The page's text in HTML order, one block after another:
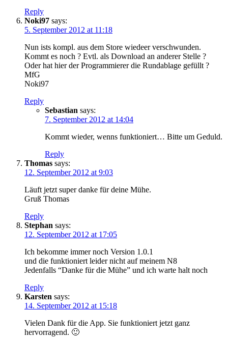
Reply
Noki97 says:
5. September 2012 at 11:18
Nun ists kompl. aus dem Store wiedeer verschwunden.
Kommt es noch ? Evtl. als Download an anderer Stelle ?
Oder hat hier der Programmierer die Rundablage gefüllt ?
MfG
Noki97
Reply
Sebastian says:
7. September 2012 at 14:04
Kommt wieder, wenns funktioniert… Bitte um Geduld.
Reply
Thomas says:
12. September 2012 at 9:03
Läuft jetzt super danke für deine Mühe.
Gruß Thomas
Reply
Stephan says:
12. September 2012 at 17:05
Ich bekomme immer noch Version 1.0.1
und die funktioniert leider nicht auf meinem N8
Jedenfalls “Danke für die Mühe” und ich warte halt noch
Reply
Karsten says:
14. September 2012 at 15:18
Vielen Dank für die App. Sie funktioniert jetzt ganz
hervorragend. 🙂